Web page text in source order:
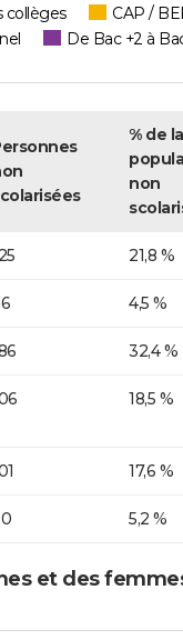
collèges
CAP /
De Bac +2 à
% de la
non
21,8 %
4,5 %
32,4 %
18,5 %
17,6 %
5,2 %
et des